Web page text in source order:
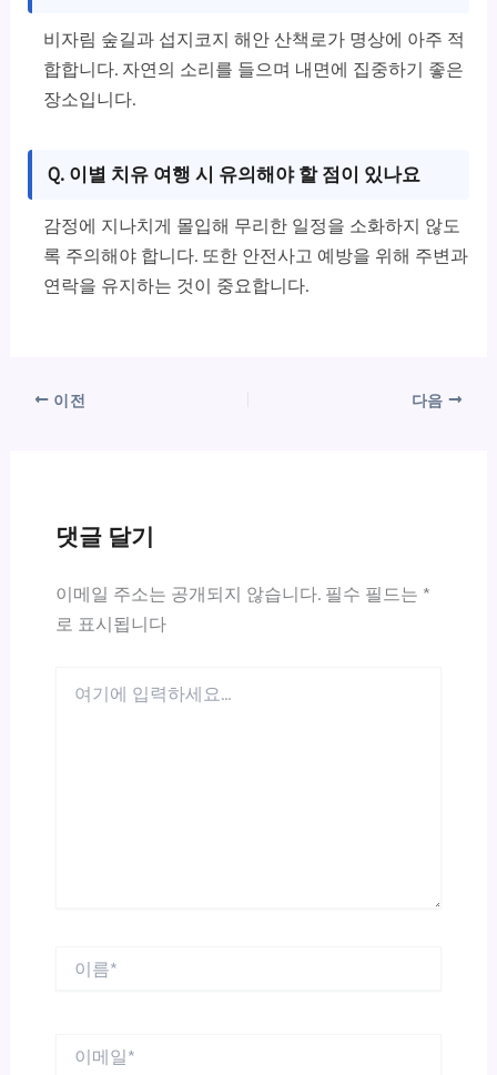
비자림 숲길과 섭지코지 해안 산책로가 명상에 아주 적
합합니다. 자연의 소리를 들으며 내면에 집중하기 좋은
장소입니다.
Q. 이별 치유 여행 시 유의해야 할 점이 있나요
감정에 지나치게 몰입해 무리한 일정을 소화하지 않도
록 주의해야 합니다. 또한 안전사고 예방을 위해 주변과
연락을 유지하는 것이 중요합니다.
이전 다음
댓글 달기
이메일 주소는 공개되지 않습니다. 필수 필드는 *
로 표시됩니다